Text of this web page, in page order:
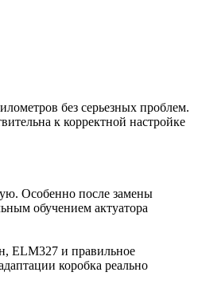
без серьезных проблем.
к корректной настройке
Особенно после замены
обучением актуатора
ELM327 и правильное
коробка реально